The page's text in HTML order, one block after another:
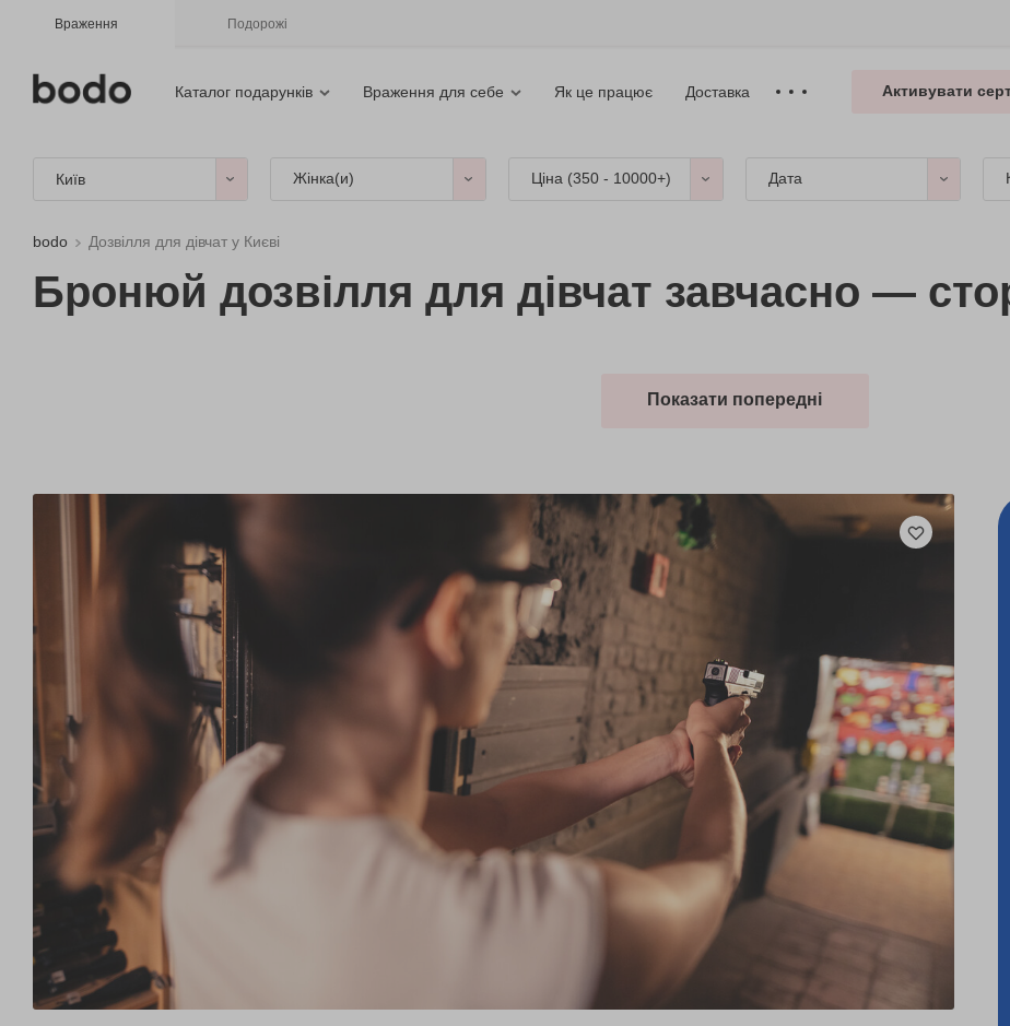
Враження Подорожі
Каталог подарунків Враження для себе Як це працює Доставка Активувати
Київ Жінка(и) Ціна (350 - 10000+) Дата
bodo Дозвілля для дівчат у Києві
Бронюй дозвілля для дівчат завчасно —
Показати попередні